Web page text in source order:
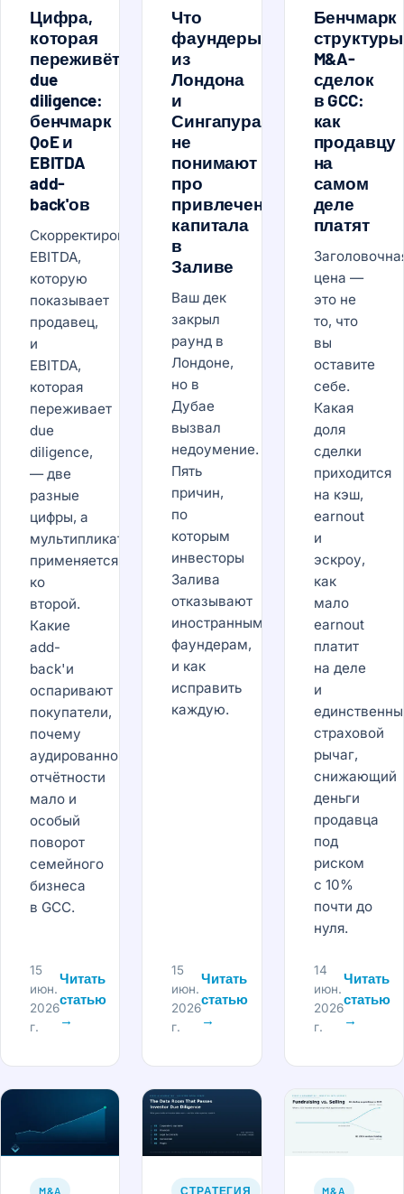
Цифра,
которая
переживёт
due
diligence:
бенчмарк
QoE и
EBITDA
add-
back'ов
Скорректированная
EBITDA,
которую
показывает
продавец,
и
EBITDA,
которая
переживает
due
diligence,
— две
разные
цифры, а
мультипликатор
применяется
ко
второй.
Какие
add-
back'и
оспаривают
покупатели,
почему
аудированной
отчётности
мало и
особый
поворот
семейного
бизнеса
в GCC.
15
июн.
2026
г.
Читать
статью
→
Что
фаундеры
из
Лондона
и
Сингапура
не
понимают
про
привлечение
капитала
в
Заливе
Ваш дек
закрыл
раунд в
Лондоне,
но в
Дубае
вызвал
недоумение.
Пять
причин,
по
которым
инвесторы
Залива
отказывают
иностранным
фаундерам,
и как
исправить
каждую.
15
июн.
2026
г.
Читать
статью
→
Бенчмарк
структуры
M&A-
сделок
в GCC:
как
продавцу
на
самом
деле
платят
цена —
это не
то, что
вы
оставите
себе.
Какая
доля
сделки
приходится
на кэш,
earnout
и
эскроу,
как
мало
earnout
платит
на деле
и
страховой
рычаг,
снижающий
деньги
продавца
под
риском
с 10%
почти до
нуля.
14
июн.
2026
г.
Читать
статью
→
M&A СТРАТЕГИЯ M&A